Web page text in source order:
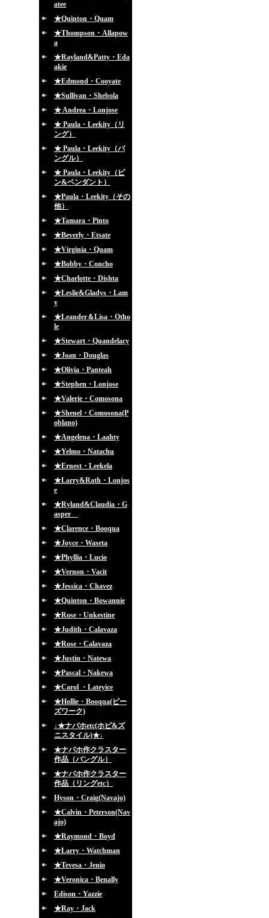
atee
★Quinton・Quam
★Thompson・Allapow
a
★Rayland&Patty・Eda
akie
★Edmond・Cooyate
★Sullivan・Shebola
★ Andrea・Lonjose
★ Paula・Leekity（リ
ング）
★ Paula・Leekity（バ
ングル）
★ Paula・Leekity（ピ
ン&ペンダント）
★Paula・Leekity（その
他）
★Tamara・Pinto
★Beverly・Etsate
★Virginia・Quam
★Bobby・Concho
★Charlotte・Dishta
★Leslie&Gladys・Lam
y
★Leander＆Lisa・Otho
le
★Stewart・Quandelacy
★Joan・Douglas
★Olivia・Panteah
★Stephen・Lonjose
★Valerie・Comosona
★Shenel・Comosona(P
oblano)
★Angelena・Laahty
★Yelmo・Natachu
★Ernest・Leekela
★Larry&Rath・Lonjos
e
★Ryland&Claudia・G
asper
★Clarence・Booqua
★Joyce・Waseta
★Phyllia・Lucio
★Vernon・Vacit
★Jessica・Chavez
★Quinton・Bowannie
★Rose・Unkestine
★Judith・Calavaza
★Rose・Calavaza
★Justin・Natewa
★Pascal・Nakewa
★Carol ・Lateyice
★Hollie・Booqua(ビー
ズワーク)
↓★ナバホetc(ホピ&ズ
ニスタイル)★↓
★ナバホ作クラスター
作品（バングル）
★ナバホ作クラスター
作品（リングetc）
Hyson・Craig(Navajo)
★Calvin・Peterson(Nav
ajo)
★Raymond・Boyd
★Larry・Watchman
★Tevesa・Jenio
★Veronica・Benally
Edison・Yazzie
★Ray・Jack